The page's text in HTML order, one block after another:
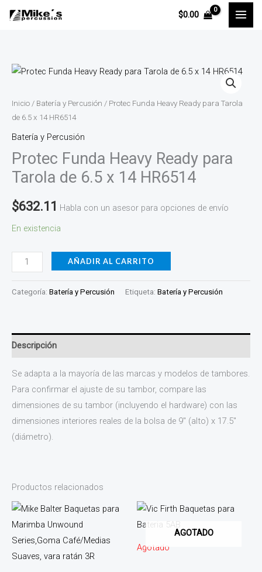
$0.00
Inicio / Batería y Percusión / Protec Funda Heavy Ready para Tarola
de 6.5 x 14 HR6514
Batería y Percusión
Protec Funda Heavy Ready para
Tarola de 6.5 x 14 HR6514
$632.11 Habla con un asesor para opciones de envío
En existencia
Protec
Heavy
Ready
para
Tarola
de
6.5
x
14
HR6514
AÑADIR AL CARRITO
Categoría: Batería y Percusión Etiqueta: Batería y Percusión
Descripción
Se adapta a la mayoría de las marcas y modelos de tambores.
Para confirmar el ajuste de su tambor, compare las
dimensiones de su tambor (incluyendo el hardware) con las
dimensiones interiores reales de la bolsa de 9″ (alto) x 17.5″
(diámetro).
Productos relacionados
AGOTADO
Agotado